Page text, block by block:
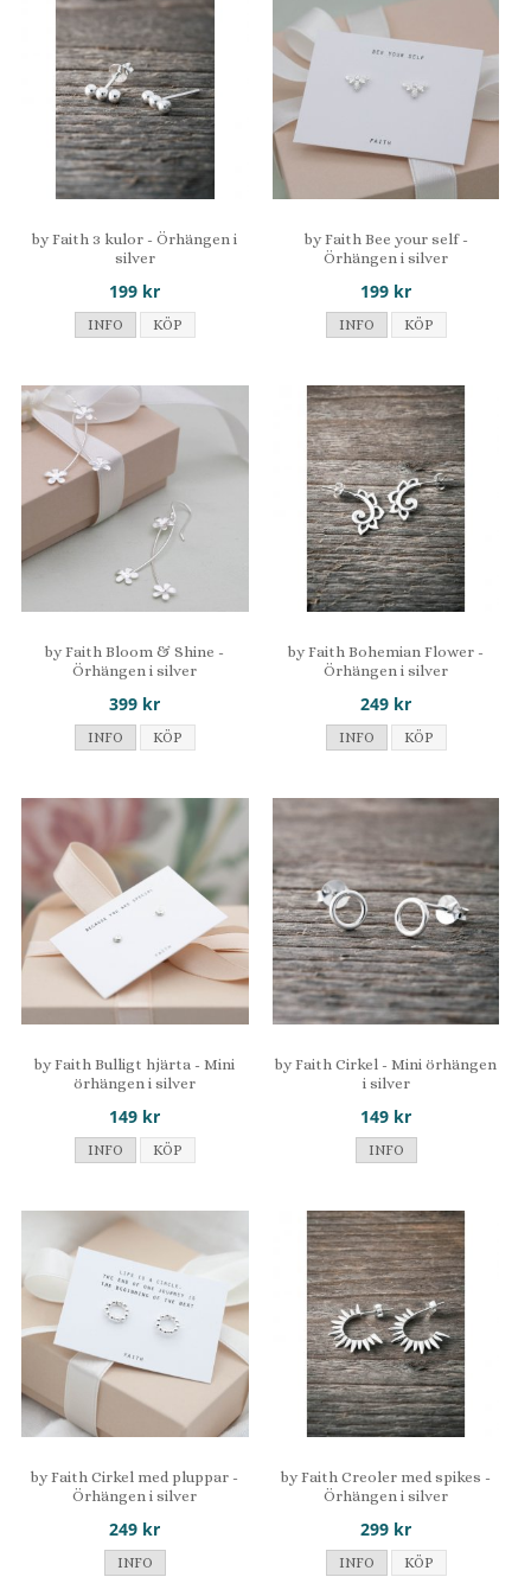
by Faith 3 kulor - Örhängen i
silver
199 kr
INFO KÖP
by Faith Bee your self -
Örhängen i silver
199 kr
INFO KÖP
by Faith Bloom & Shine -
Örhängen i silver
399 kr
INFO KÖP
by Faith Bohemian Flower -
Örhängen i silver
249 kr
INFO KÖP
by Faith Bulligt hjärta - Mini
örhängen i silver
149 kr
INFO KÖP
by Faith Cirkel - Mini örhängen
i silver
149 kr
INFO
by Faith Cirkel med pluppar -
Örhängen i silver
249 kr
INFO
by Faith Creoler med spikes -
Örhängen i silver
299 kr
INFO KÖP